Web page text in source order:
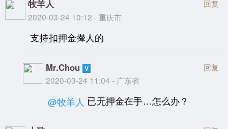
牧羊人
2020-03-24 10:12 - 重庆市
回复
支持扣押金撵人的
Mr.Chou
2020-03-24 11:04 - 广东省
回复
@牧羊人 已无押金在手…怎么办？